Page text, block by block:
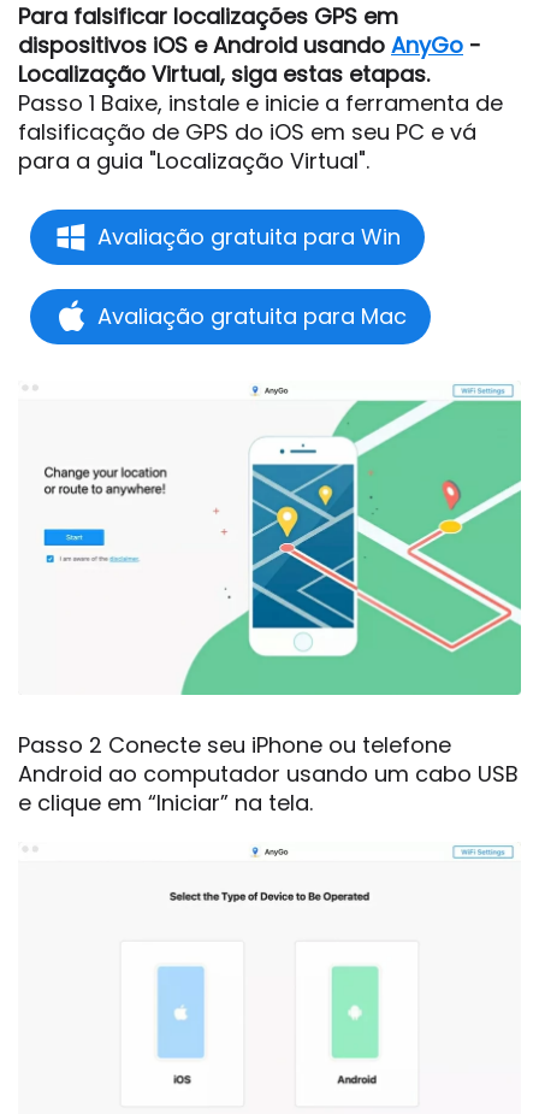
Para falsificar localizações GPS em
dispositivos iOS e Android usando AnyGo -
Localização Virtual, siga estas etapas.
Passo 1 Baixe, instale e inicie a ferramenta de
falsificação de GPS do iOS em seu PC e vá
para a guia "Localização Virtual".
Avaliação gratuita para Win
Avaliação gratuita para Mac
Passo 2 Conecte seu iPhone ou telefone
Android ao computador usando um cabo USB
e clique em “Iniciar” na tela.